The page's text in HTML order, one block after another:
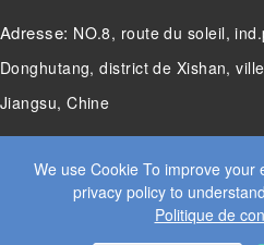
We use Cookie To improve
privacy policy to
Politique de
Adresse: NO.8, route du soleil,
Donghutang, district de Xishan,
Jiangsu, Chine
© 2025 JIANGSU DADE
DROITS RÉSERVÉS.
CARTE DU SITE ACCUEIL